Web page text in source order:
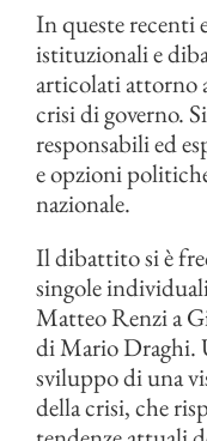
In queste recenti
istituzionali e
articolati attorno
crisi di governo.
responsabili ed
e opzioni
nazionale.
Il dibattito si è
singole
Matteo Renzi a
di Mario Draghi.
sviluppo di una
della crisi, che